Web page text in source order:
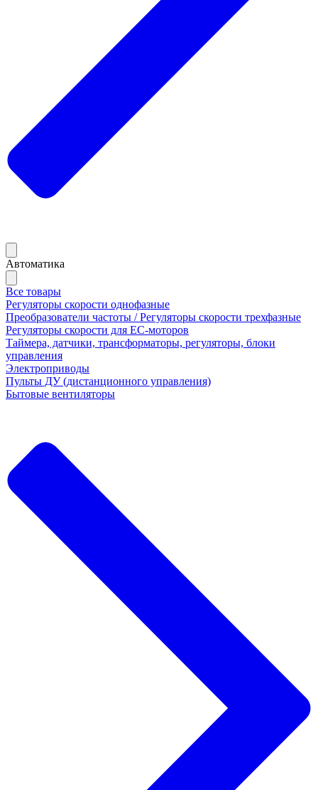
Автоматика
Все товары
Регуляторы скорости однофазные
Преобразователи частоты / Регуляторы скорости трехфазные
Регуляторы скорости для ЕС-моторов
Таймера, датчики, трансформаторы, регуляторы, блоки
управления
Электроприводы
Пульты ДУ (дистанционного управления)
Бытовые вентиляторы